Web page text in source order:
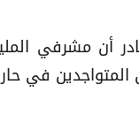
أن مشرفي
المتواجدين في